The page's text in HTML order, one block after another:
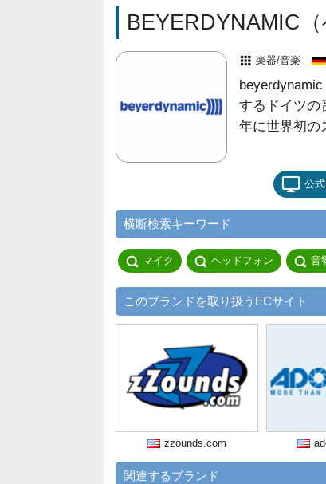
BEYERDYNAMIC
楽器/音楽
するドイツの
年に世界初の
公
横断検索キーワード
マイク ヘッドフォン 音
このブランドを取り扱うECサイト
zzounds.com
関連するブランド